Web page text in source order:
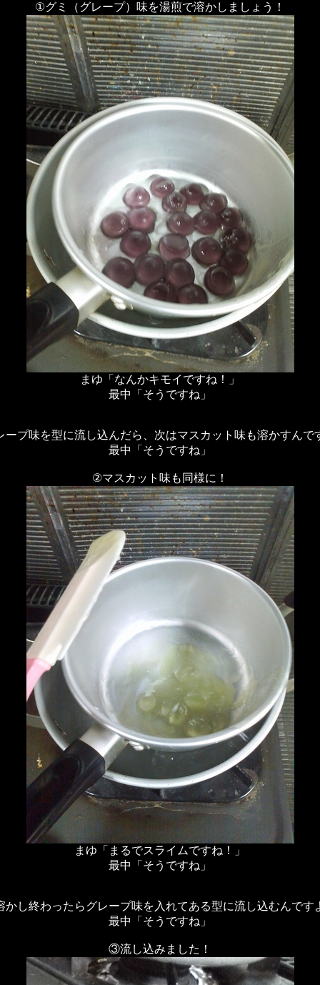
①グミ（グレープ）味を湯煎で溶かしましょう！
まゆ「なんかキモイですね！」
最中「そうですね」
ープ味を型に流し込んだら、次はマスカット味も溶かすんで
最中「そうですね」
②マスカット味も同様に！
まゆ「まるでスライムですね！」
最中「そうですね」
かし終わったらグレープ味を入れてある型に流し込むんです
最中「そうですね」
③流し込みました！